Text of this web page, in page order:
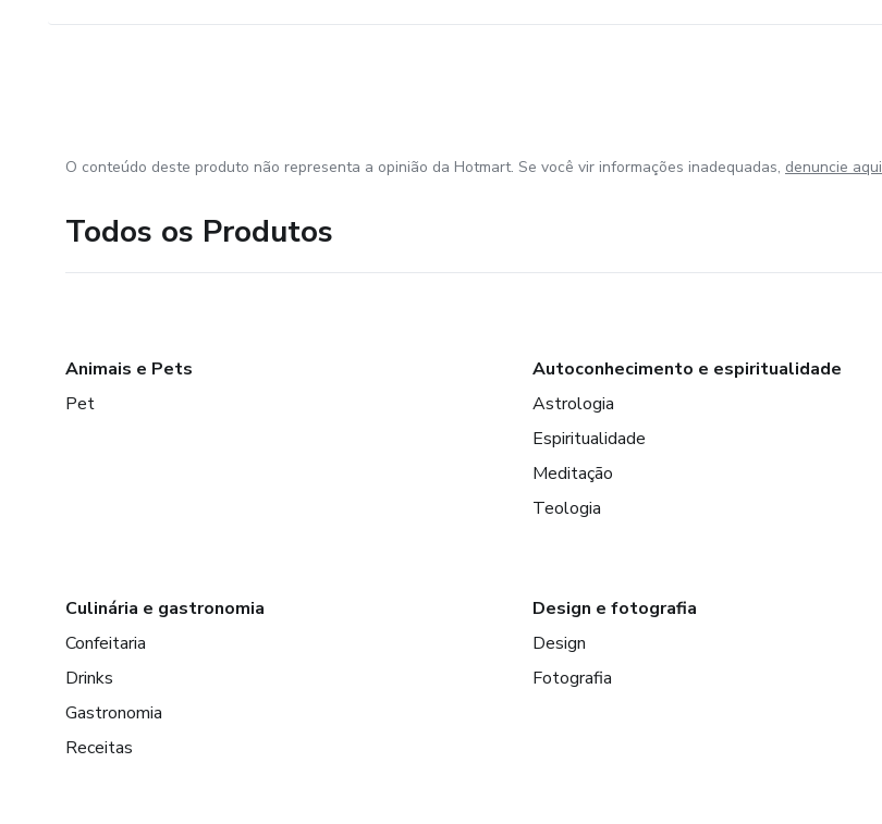
O conteúdo deste produto não representa a opinião da Hotmart. Se você vir informações inadequadas, denuncie aqui
Todos os Produtos
Animais e Pets
Pet
Autoconhecimento e espiritualidade
Astrologia
Espiritualidade
Meditação
Teologia
Culinária e gastronomia
Confeitaria
Drinks
Gastronomia
Receitas
Design e fotografia
Design
Fotografia